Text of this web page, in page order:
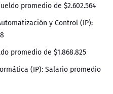
promedio de $2.602.564
y Control (IP):
promedio de $1.868.825
(IP): Salario promedio